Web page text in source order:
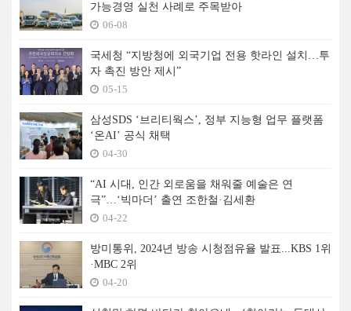
가능경영 실천 사례로 주목받아
06-08
국세청 “지방청에 외국기업 전용 핫라인 설치…투
자 촉진 방안 제시”
05-15
삼성SDS ‘브리티웍스’, 정부 지능형 업무 플랫폼
‘온AI’ 공식 채택
04-30
“AI 시대, 인간 외로움을 채워줄 예술은 연
극”…‘빅마더’ 출연 조한철·김세환
04-22
방미통위, 2024년 방송 시청점유율 발표...KBS 1위
·MBC 2위
04-20